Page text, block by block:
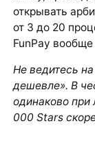
открывать
от 3 до 20
FunPay
Не ведитесь
дешевле». В
одинаково при
000 Stars